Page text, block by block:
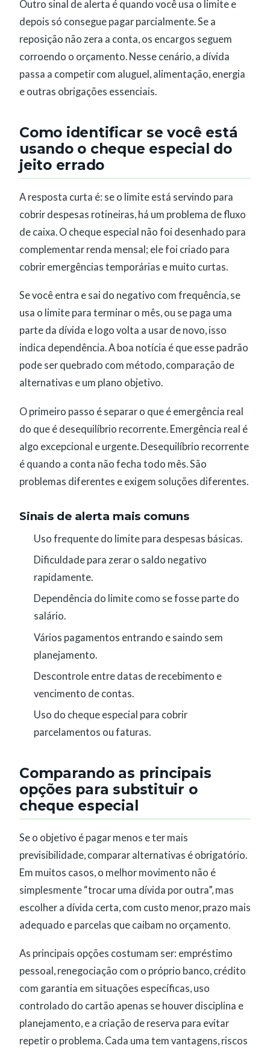
Outro sinal de alerta é quando você usa o limite e
depois só consegue pagar parcialmente. Se a
reposição não zera a conta, os encargos seguem
corroendo o orçamento. Nesse cenário, a dívida
passa a competir com aluguel, alimentação, energia
e outras obrigações essenciais.
Como identificar se você está
usando o cheque especial do
jeito errado
A resposta curta é: se o limite está servindo para
cobrir despesas rotineiras, há um problema de fluxo
de caixa. O cheque especial não foi desenhado para
complementar renda mensal; ele foi criado para
cobrir emergências temporárias e muito curtas.
Se você entra e sai do negativo com frequência, se
usa o limite para terminar o mês, ou se paga uma
parte da dívida e logo volta a usar de novo, isso
indica dependência. A boa notícia é que esse padrão
pode ser quebrado com método, comparação de
alternativas e um plano objetivo.
O primeiro passo é separar o que é emergência real
do que é desequilíbrio recorrente. Emergência real é
algo excepcional e urgente. Desequilíbrio recorrente
é quando a conta não fecha todo mês. São
problemas diferentes e exigem soluções diferentes.
Sinais de alerta mais comuns
Uso frequente do limite para despesas básicas.
Dificuldade para zerar o saldo negativo
rapidamente.
Dependência do limite como se fosse parte do
salário.
Vários pagamentos entrando e saindo sem
planejamento.
Descontrole entre datas de recebimento e
vencimento de contas.
Uso do cheque especial para cobrir
parcelamentos ou faturas.
Comparando as principais
opções para substituir o
cheque especial
Se o objetivo é pagar menos e ter mais
previsibilidade, comparar alternativas é obrigatório.
Em muitos casos, o melhor movimento não é
simplesmente “trocar uma dívida por outra”, mas
escolher a dívida certa, com custo menor, prazo mais
adequado e parcelas que caibam no orçamento.
As principais opções costumam ser: empréstimo
pessoal, renegociação com o próprio banco, crédito
com garantia em situações específicas, uso
controlado do cartão apenas se houver disciplina e
planejamento, e a criação de reserva para evitar
repetir o problema. Cada uma tem vantagens, riscos